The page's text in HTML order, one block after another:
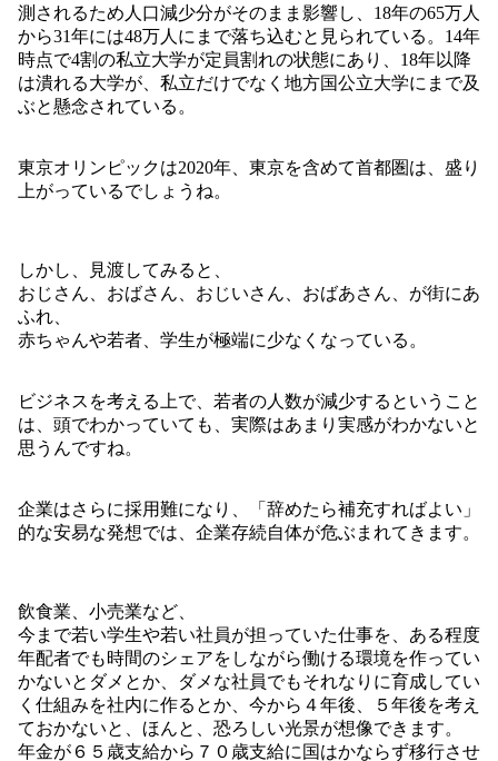
測されるため人口減少分がそのまま影響し、18年の65万人
から31年には48万人にまで落ち込むと見られている。14年
時点で4割の私立大学が定員割れの状態にあり、18年以降
は潰れる大学が、私立だけでなく地方国公立大学にまで及
ぶと懸念されている。
東京オリンピックは2020年、東京を含めて首都圏は、盛り
上がっているでしょうね。
しかし、見渡してみると、
おじさん、おばさん、おじいさん、おばあさん、が街にあ
ふれ、
赤ちゃんや若者、学生が極端に少なくなっている。
ビジネスを考える上で、若者の人数が減少するということ
は、頭でわかっていても、実際はあまり実感がわかないと
思うんですね。
企業はさらに採用難になり、「辞めたら補充すればよい」
的な安易な発想では、企業存続自体が危ぶまれてきます。
飲食業、小売業など、
今まで若い学生や若い社員が担っていた仕事を、ある程度
年配者でも時間のシェアをしながら働ける環境を作ってい
かないとダメとか、ダメな社員でもそれなりに育成してい
く仕組みを社内に作るとか、今から４年後、５年後を考え
ておかないと、ほんと、恐ろしい光景が想像できます。
年金が６５歳支給から７０歳支給に国はかならず移行させ